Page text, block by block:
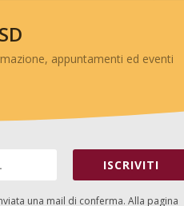
appuntamenti ed eventi
ISCRIVITI
una mail di conferma. Alla pagina